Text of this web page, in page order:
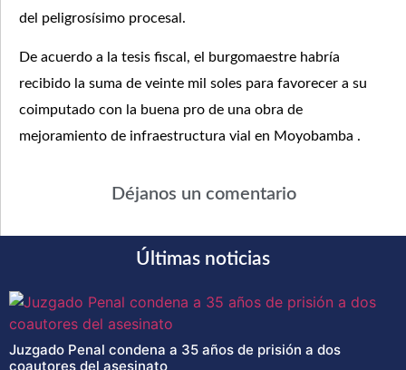
del peligrosísimo procesal.
De acuerdo a la tesis fiscal, el burgomaestre habría
recibido la suma de veinte mil soles para favorecer a su
coimputado con la buena pro de una obra de
mejoramiento de infraestructura vial en Moyobamba .
Déjanos un comentario
Últimas noticias
Juzgado Penal condena a 35 años de prisión a dos
coautores del asesinato